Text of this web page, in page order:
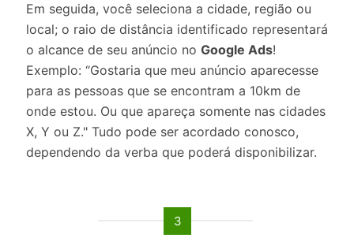
Em seguida, você seleciona a cidade, região ou
local; o raio de distância identificado representará
o alcance de seu anúncio no Google Ads!
Exemplo: “Gostaria que meu anúncio aparecesse
para as pessoas que se encontram a 10km de
onde estou. Ou que apareça somente nas cidades
X, Y ou Z." Tudo pode ser acordado conosco,
dependendo da verba que poderá disponibilizar.
3